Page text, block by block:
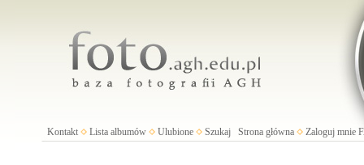
Kontakt Lista albumów Ulubione Szukaj Strona główna Zaloguj mnie